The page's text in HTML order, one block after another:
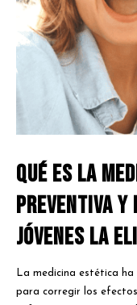
Qué es la
preventiva y
jóvenes la
La medicina estética
para corregir los